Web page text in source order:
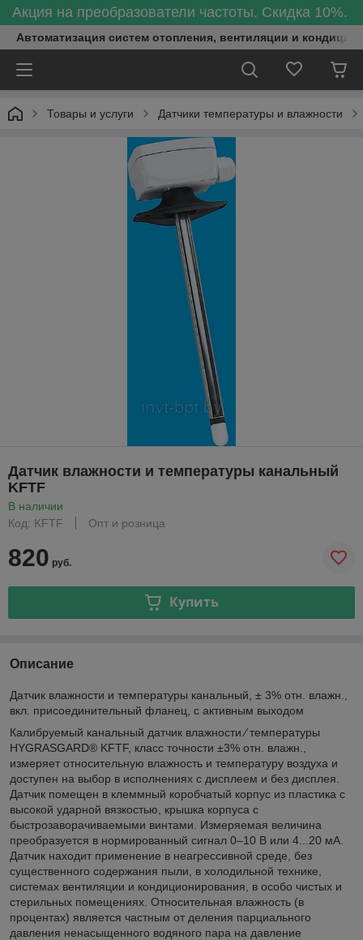
Акция на преобразователи частоты. Скидка 10%.
Автоматизация систем отопления, вентиляции и
Товары и услуги Датчики температуры и влажности
Датчик влажности и температуры канальный
KFTF
В наличии
Код: KFTF
Опт и розница
820 руб.
Купить
Описание
Датчик влажности и температуры канальный, ± 3% отн. влажн.,
вкл. присоединительный фланец, с активным выходом
Калибруемый канальный датчик влажности ⁄ температуры
HYGRASGARD® KFTF, класс точности ±3% отн. влажн.,
измеряет относительную влажность и температуру воздуха и
доступен на выбор в исполнениях с дисплеем и без дисплея.
Датчик помещен в клеммный коробчатый корпус из пластика с
высокой ударной вязкостью, крышка корпуса с
быстрозаворачиваемыми винтами. Измеряемая величина
преобразуется в нормированный сигнал 0–10 В или 4...20 мА.
Датчик находит применение в неагрессивной среде, без
существенного содержания пыли, в холодильной технике,
системах вентиляции и кондиционирования, в особо чистых и
стерильных помещениях. Относительная влажность (в
процентах) является частным от деления парциального
давления ненасыщенного водяного пара на давление